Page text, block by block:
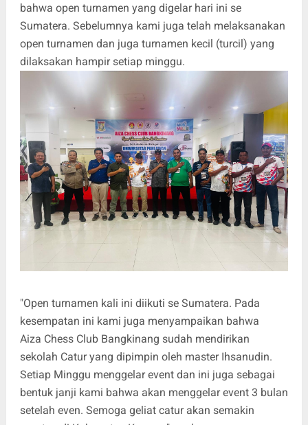
bahwa open turnamen yang digelar hari ini se
Sumatera. Sebelumnya kami juga telah melaksanakan
open turnamen dan juga turnamen kecil (turcil) yang
dilaksakan hampir setiap minggu.
"Open turnamen kali ini diikuti se Sumatera. Pada
kesempatan ini kami juga menyampaikan bahwa
Aiza Chess Club Bangkinang sudah mendirikan
sekolah Catur yang dipimpin oleh master Ihsanudin.
Setiap Minggu menggelar event dan ini juga sebagai
bentuk janji kami bahwa akan menggelar event 3 bulan
setelah even. Semoga geliat catur akan semakin